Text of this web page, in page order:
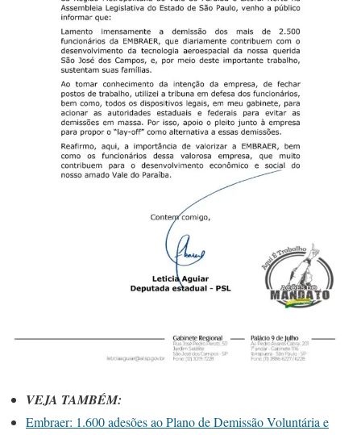
VEJA TAMBÉM:
Embraer: 1.600 adesões ao Plano de Demissão Voluntária e